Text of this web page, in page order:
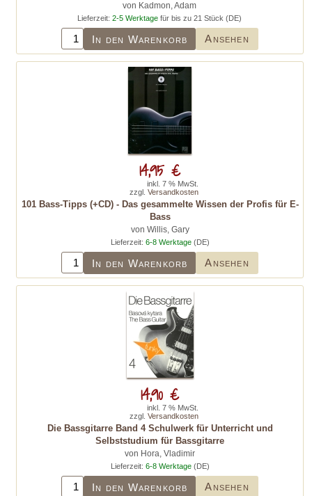
von Kadmon, Adam
Lieferzeit:2-5 Werktage für bis zu 21 Stück (DE)
In den Warenkorb Ansehen
101 Bass-Tipps (+CD) - Das gesammelte Wissen der Profis für E-
Bass
von Willis, Gary
Lieferzeit: 6-8 Werktage(DE)
In den Warenkorb Ansehen
14,95 €
inkl. 7 % MwSt.
zzgl. Versandkosten
Die Bassgitarre Band 4 Schulwerk für Unterricht und
Selbststudium für Bassgitarre
von Hora, Vladimir
Lieferzeit: 6-8 Werktage(DE)
In den Warenkorb Ansehen
14,90 €
inkl. 7 % MwSt.
zzgl. Versandkosten